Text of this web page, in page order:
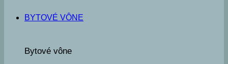
BYTOVÉ VÔNE
Bytové vône